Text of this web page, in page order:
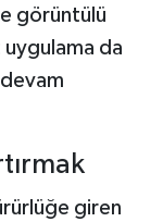
görüntülü
da
devam
giren